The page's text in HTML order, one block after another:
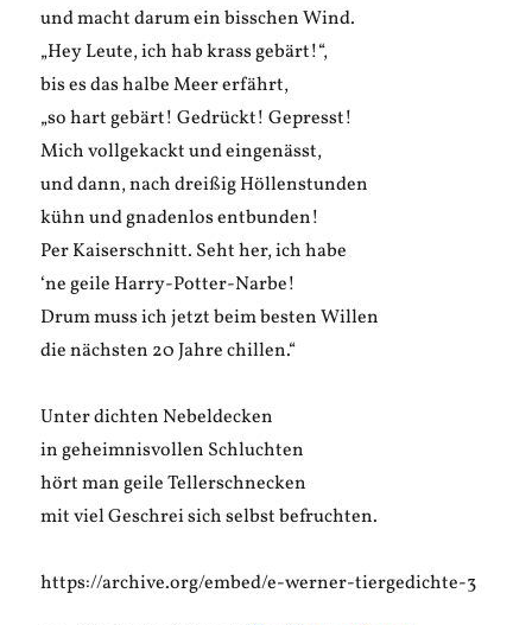
und macht darum ein bisschen Wind.
„Hey Leute, ich hab krass gebärt!“,
bis es das halbe Meer erfährt,
„so hart gebärt! Gedrückt! Gepresst!
Mich vollgekackt und eingenässt,
und dann, nach dreißig Höllenstunden
kühn und gnadenlos entbunden!
Per Kaiserschnitt. Seht her, ich habe
‘ne geile Harry-Potter-Narbe!
Drum muss ich jetzt beim besten Willen
die nächsten 20 Jahre chillen.“
Unter dichten Nebeldecken
in geheimnisvollen Schluchten
hört man geile Tellerschnecken
mit viel Geschrei sich selbst befruchten.
https://archive.org/embed/e-werner-tiergedichte-3